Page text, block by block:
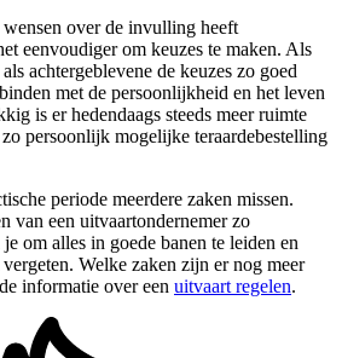
over de invulling heeft
eenvoudiger om keuzes te maken. Als
achtergeblevene de keuzes zo goed
met de persoonlijkheid en het leven
is er hedendaags steeds meer ruimte
persoonlijk mogelijke teraardebestelling
periode meerdere zaken missen.
van een uitvaartondernemer zo
om alles in goede banen te leiden en
Welke zaken zijn er nog meer
informatie over een uitvaart regelen.